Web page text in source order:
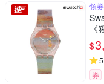
領
$
5
券